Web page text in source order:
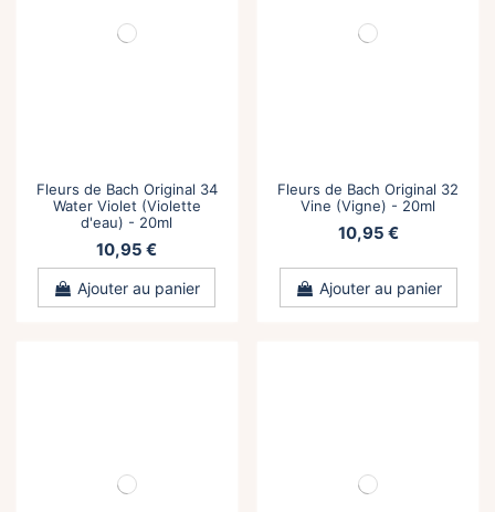
Fleurs de Bach Original 34
Water Violet (Violette
d'eau) - 20ml
10,95 €
Ajouter au panier
Fleurs de Bach Original 32
Vine (Vigne) - 20ml
10,95 €
Ajouter au panier